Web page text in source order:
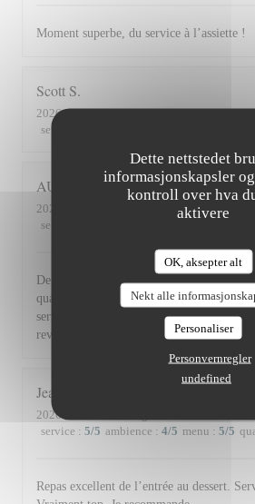
Dette nettstedet
informasjonskapsler
kontroll over hva
aktivere
OK, aksepter alt
Nekt alle
Personaliser
Personvernregler
undefined
Moment superbe, du service à l’assiette !
Scott S
2026-07-30- 19:45 - guests 3
service
AUDE
2026-07-30
- 19:30 - guests 2
service
De l'accueil souriant et chaleureux
qualité et la présentation de l'assiette
service du vin, nous avons apprécié ce
revenir. Bravo & merci +++
Jean Louis
2026-07-30
service : 5/5 ambience : 4/5 menu : 5/5
Repas excellent de l’entrée au dessert.